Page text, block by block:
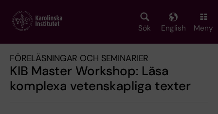
main
Sök English Meny
FÖRELÄSNINGAR OCH SEMINARIER
KIB Master Workshop: Läsa
komplexa vetenskapliga texter